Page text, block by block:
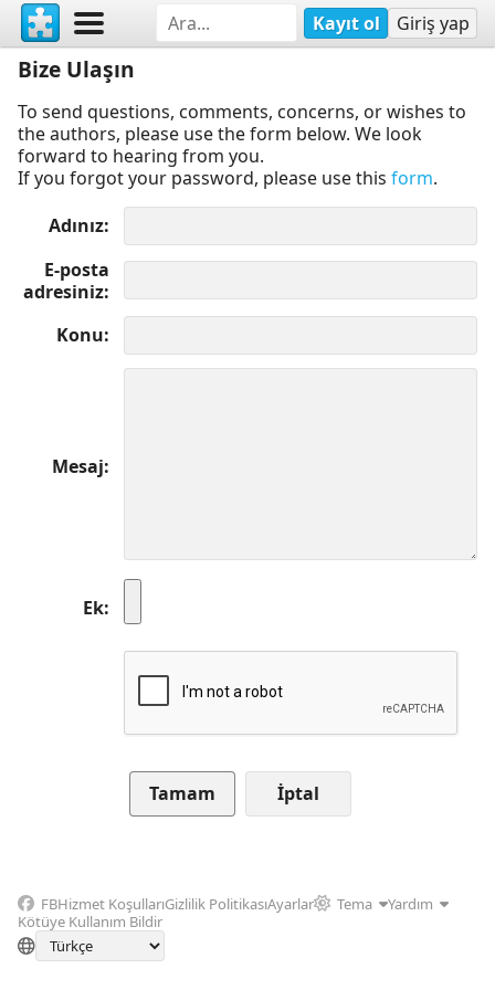
Kayıt ol Giriş yap
Bize Ulaşın
To send questions, comments, concerns, or wishes to
the authors, please use the form below. We look
forward to hearing from you.
If you forgot your password, please use this form.
Adınız
E-posta
adresiniz
Konu
Mesaj
Ek
İptal
FBHizmet KoşullarıGizlilik PolitikasıAyarlar Tema
Yardım
Kötüye Kullanım Bildir